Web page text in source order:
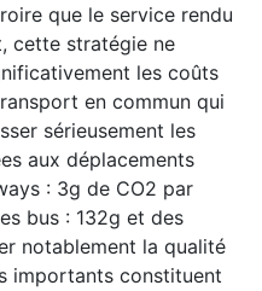
que le service rendu
cette stratégie ne
les coûts
en commun qui
sérieusement les
aux déplacements
: 3g de CO2 par
bus : 132g et des
notablement la qualité
importants constituent